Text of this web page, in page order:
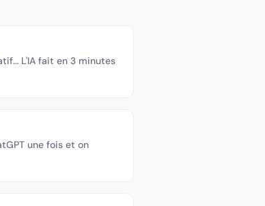
L'IA fait en 3 minutes
une fois et on